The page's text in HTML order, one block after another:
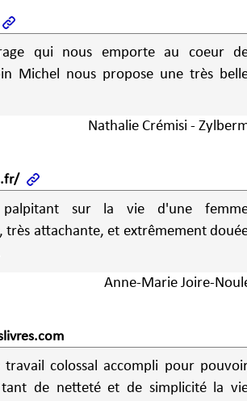
qui nous emporte au coeur
Nathalie Crémisi -
sur la vie d'une
très attachante, et extrêmement
Anne-Marie Joire-
travail colossal accompli pour
de netteté et de simplicité la